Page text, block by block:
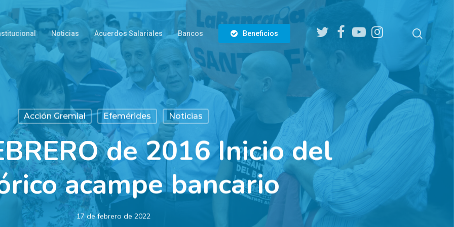
Noticias Acuerdos Salariales Bancos Beneficios
twitter facebookyoutubeinstagram search
Acción Gremial Efemérides Noticias
de 2016 Inicio del
acampe bancario
17 de febrero de 2022